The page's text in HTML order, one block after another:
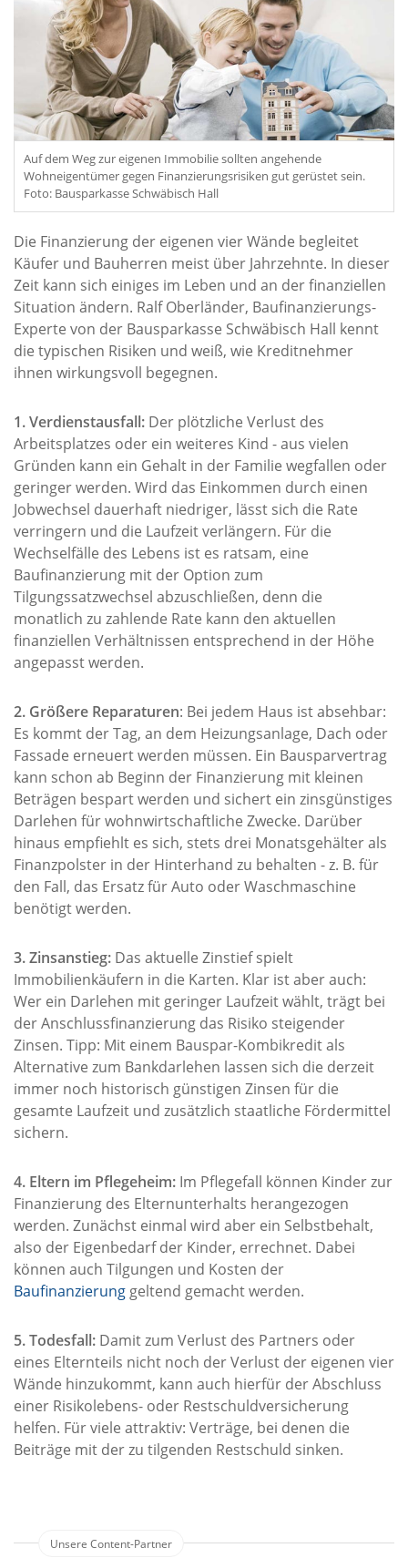
Auf dem Weg zur eigenen Immobilie sollten angehende
Wohneigentümer gegen Finanzierungsrisiken gut gerüstet sein.
Foto: Bausparkasse Schwäbisch Hall
Die Finanzierung der eigenen vier Wände begleitet
Käufer und Bauherren meist über Jahrzehnte. In dieser
Zeit kann sich einiges im Leben und an der finanziellen
Situation ändern. Ralf Oberländer, Baufinanzierungs-
Experte von der Bausparkasse Schwäbisch Hall kennt
die typischen Risiken und weiß, wie Kreditnehmer
ihnen wirkungsvoll begegnen.
1. Verdienstausfall: Der plötzliche Verlust des
Arbeitsplatzes oder ein weiteres Kind - aus vielen
Gründen kann ein Gehalt in der Familie wegfallen oder
geringer werden. Wird das Einkommen durch einen
Jobwechsel dauerhaft niedriger, lässt sich die Rate
verringern und die Laufzeit verlängern. Für die
Wechselfälle des Lebens ist es ratsam, eine
Baufinanzierung mit der Option zum
Tilgungssatzwechsel abzuschließen, denn die
monatlich zu zahlende Rate kann den aktuellen
finanziellen Verhältnissen entsprechend in der Höhe
angepasst werden.
2. Größere Reparaturen: Bei jedem Haus ist absehbar:
Es kommt der Tag, an dem Heizungsanlage, Dach oder
Fassade erneuert werden müssen. Ein Bausparvertrag
kann schon ab Beginn der Finanzierung mit kleinen
Beträgen bespart werden und sichert ein zinsgünstiges
Darlehen für wohnwirtschaftliche Zwecke. Darüber
hinaus empfiehlt es sich, stets drei Monatsgehälter als
Finanzpolster in der Hinterhand zu behalten - z. B. für
den Fall, das Ersatz für Auto oder Waschmaschine
benötigt werden.
3. Zinsanstieg: Das aktuelle Zinstief spielt
Immobilienkäufern in die Karten. Klar ist aber auch:
Wer ein Darlehen mit geringer Laufzeit wählt, trägt bei
der Anschlussfinanzierung das Risiko steigender
Zinsen. Tipp: Mit einem Bauspar-Kombikredit als
Alternative zum Bankdarlehen lassen sich die derzeit
immer noch historisch günstigen Zinsen für die
gesamte Laufzeit und zusätzlich staatliche Fördermittel
sichern.
4. Eltern im Pflegeheim: Im Pflegefall können Kinder zur
Finanzierung des Elternunterhalts herangezogen
werden. Zunächst einmal wird aber ein Selbstbehalt,
also der Eigenbedarf der Kinder, errechnet. Dabei
können auch Tilgungen und Kosten der
Baufinanzierung geltend gemacht werden.
5. Todesfall: Damit zum Verlust des Partners oder
eines Elternteils nicht noch der Verlust der eigenen vier
Wände hinzukommt, kann auch hierfür der Abschluss
einer Risikolebens- oder Restschuldversicherung
helfen. Für viele attraktiv: Verträge, bei denen die
Beiträge mit der zu tilgenden Restschuld sinken.